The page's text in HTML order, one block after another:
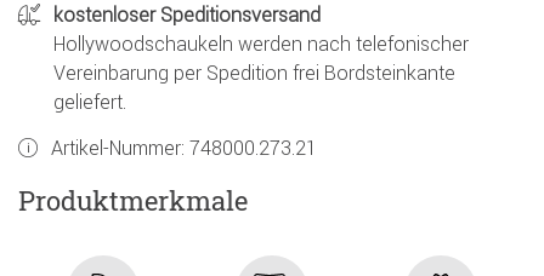
kostenloser Speditionsversand
Hollywoodschaukeln werden nach telefonischer
Vereinbarung per Spedition frei Bordsteinkante
geliefert.
Artikel-Nummer: 748000.273.21
Produktmerkmale